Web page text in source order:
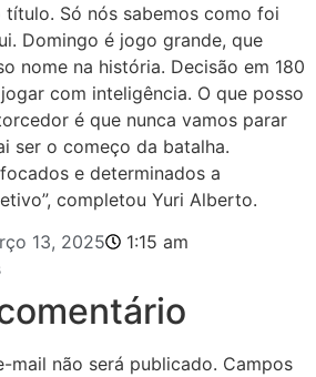
título. Só nós sabemos como foi
Domingo é jogo grande, que
nome na história. Decisão em 180
com inteligência. O que posso
é que nunca vamos parar
ser o começo da batalha.
e determinados a
completou Yuri Alberto.
13, 2025
1:15 am
mail não será publicado. Campos